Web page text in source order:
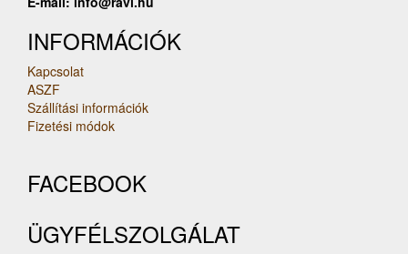
INFORMÁCIÓK
Kapcsolat
ASZF
Szállítási információk
Fizetési módok
FACEBOOK
ÜGYFÉLSZOLGÁLAT